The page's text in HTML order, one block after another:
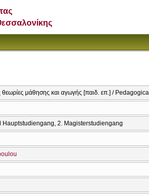
θεωρίες μάθησης και αγωγής [παιδ. επ.] /
Hauptstudiengang, 2. Magisterstudiengang